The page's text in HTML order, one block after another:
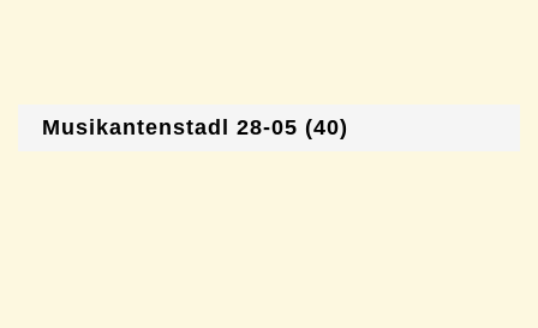
Musikantenstadl 28-05 (40)